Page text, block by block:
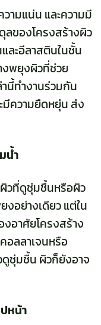
ามแน่น และความมี
ของโครงสร้างผิว
และอีลาสตินในชั้น
งพยุงผิวที่ช่วย
นี้ทำงานร่วมกัน
มีความยืดหยุ่น ส่ง
น้ำ
ผิวที่ดูชุ่มชื้นหรือผิว
อย่างเดียว แต่ใน
อาศัยโครงสร้าง
อลลาเจนหรือ
ชุ่มชื้น ผิวก็ยังอาจ
หน้า